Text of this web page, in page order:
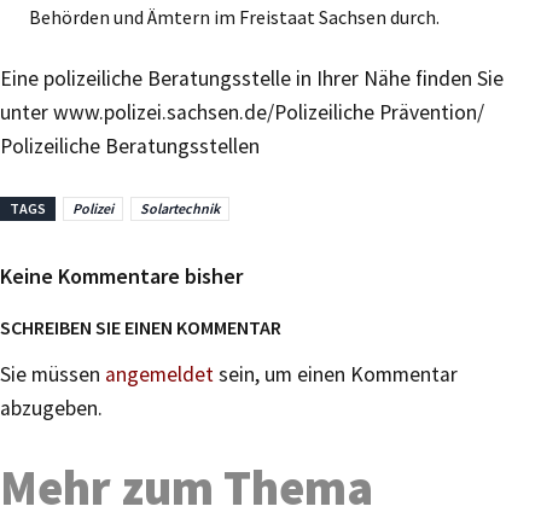
Behörden und Ämtern im Freistaat Sachsen durch.
Eine polizeiliche Beratungsstelle in Ihrer Nähe finden Sie
unter www.polizei.sachsen.de/Polizeiliche Prävention/
Polizeiliche Beratungsstellen
TAGS Polizei Solartechnik
Keine Kommentare bisher
SCHREIBEN SIE EINEN KOMMENTAR
Sie müssen angemeldetsein, um einen Kommentar
abzugeben.
Mehr zum Thema